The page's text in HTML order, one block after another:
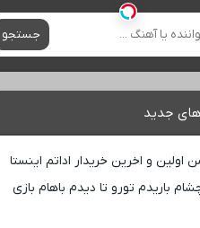
جستجو
جدید
اولین و اخرین خریدار اداتم اینستا
باریدم تورو تا دیدم باهام بازی